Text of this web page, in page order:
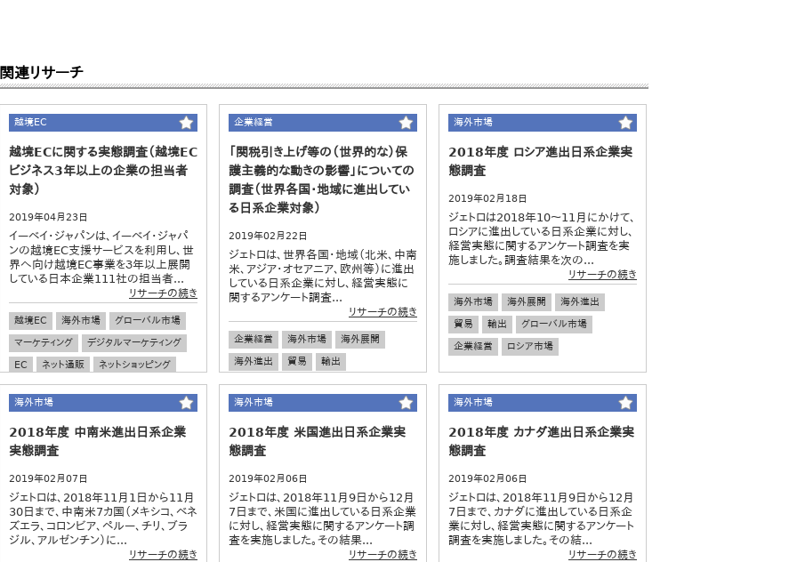
関連リサーチ
越境EC
越境ECに関する実態調査（越境EC
ビジネス3年以上の企業の担当者
対象）
2019年04月23日
イーベイ・ジャパンは、イーベイ・ジャパ
ンの越境EC支援サービスを利用し、世
界へ向け越境EC事業を３年以上展開
している日本企業111社の担当者...
リサーチの続き
越境EC 海外市場
グローバル市場
マーケティング
デジタルマーケティング
EC
ネット通販
ネットショッピング
ビジネス英語
企業経営
「関税引き上げ等の（世界的な）保
護主義的な動きの影響」についての
調査（世界各国・地域に進出してい
る日系企業対象）
2019年02月22日
ジェトロは、世界各国・地域（北米、中南
米、アジア・オセアニア、欧州等）に進出
している日系企業に対し、経営実態に
関するアンケート調査...
リサーチの続き
企業経営 海外市場
海外展開
海外進出
貿易
輸出
グローバル市場
事業環境 経営戦略
海外市場
2018年度 ロシア進出日系企業実
態調査
2019年02月18日
ジェトロは2018年10～11月にかけて、
ロシアに進出している日系企業に対し、
経営実態に関するアンケート調査を実
施しました。調査結果を次の...
リサーチの続き
海外市場 海外展開
海外進出
貿易
輸出
グローバル市場
企業経営
ロシア市場
海外市場
2018年度 中南米進出日系企業
実態調査
2019年02月07日
ジェトロは、2018年11月1日から11月
30日まで、中南米7カ国（メキシコ、ベネ
ズエラ、コロンビア、ペルー、チリ、ブラ
ジル、アルゼンチン）に...
リサーチの続き
海外市場
2018年度 米国進出日系企業実
態調査
2019年02月06日
ジェトロは、2018年11月9日から12月
7日まで、米国に進出している日系企業
に対し、経営実態に関するアンケート調
査を実施しました。その結果...
リサーチの続き
海外市場
2018年度 カナダ進出日系企業実
態調査
2019年02月06日
ジェトロは、2018年11月9日から12月
7日まで、カナダに進出している日系企
業に対し、経営実態に関するアンケート
調査を実施しました。その結...
リサーチの続き